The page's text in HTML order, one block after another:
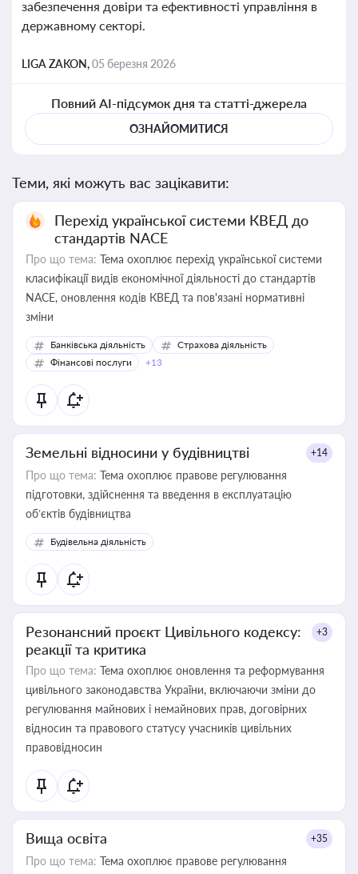
забезпечення довіри та ефективності управління в
державному секторі.
LIGA ZAKON,05 березня 2026
Повний AI-підсумок дня та статті-джерела
ОЗНАЙОМИТИСЯ
Теми, які можуть вас зацікавити:
Перехід української системи КВЕД до
стандартів NACE
Про що тема: Тема охоплює перехід української системи
класифікації видів економічної діяльності до стандартів
NACE, оновлення кодів КВЕД та пов'язані нормативні
зміни
Банківська діяльність
Страхова діяльність
Фінансові послуги
+13
Земельні відносини у будівництві +14
Про що тема: Тема охоплює правове регулювання
підготовки, здійснення та введення в експлуатацію
об’єктів будівництва
Будівельна діяльність
Резонансний проєкт Цивільного кодексу:
реакції та критика
+3
Про що тема: Тема охоплює оновлення та реформування
цивільного законодавства України, включаючи зміни до
регулювання майнових і немайнових прав, договірних
відносин та правового статусу учасників цивільних
правовідносин
Вища освіта +35
Про що тема: Тема охоплює правове регулювання